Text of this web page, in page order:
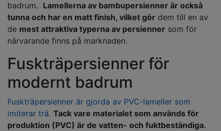
badrum. Lamellerna av bambupersienner är också
tunna och har en matt finish, vilket gör dem till en av
de mest attraktiva typerna av persienner som för
närvarande finns på marknaden.
Fuskträpersienner för
modernt badrum
Fuskträpersienner är gjorda av PVC-lameller som
imiterar trä. Tack vare materialet som används för
produktion (PVC) är de vatten- och fuktbeständiga.